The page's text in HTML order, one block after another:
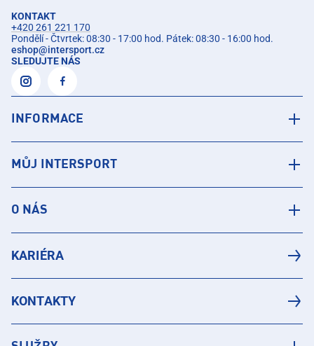
KONTAKT
+420 261 221 170
Pondělí - Čtvrtek: 08:30 - 17:00 hod. Pátek: 08:30 - 16:00 hod.
eshop@intersport.cz
SLEDUJTE NÁS
INFORMACE
MŮJ INTERSPORT
O NÁS
KARIÉRA
KONTAKTY